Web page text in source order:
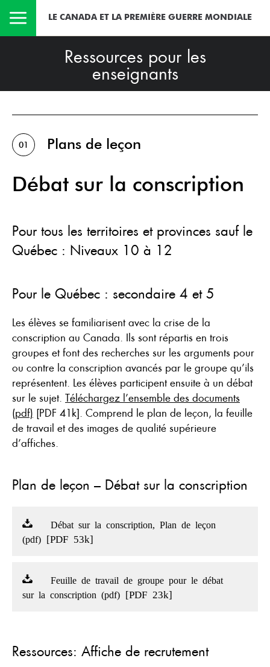
LE CANADA ET LA PREMIÈRE GUERRE MONDIALE
Ressources pour les
enseignants
01 Plans de leçon
Débat sur la conscription
Pour tous les territoires et provinces sauf le
Québec : Niveaux 10 à 12
Pour le Québec : secondaire 4 et 5
Les élèves se familiarisent avec la crise de la
conscription au Canada. Ils sont répartis en trois
groupes et font des recherches sur les arguments pour
ou contre la conscription avancés par le groupe qu’ils
représentent. Les élèves participent ensuite à un débat
sur le sujet. Téléchargez l’ensemble des documents
(pdf) [PDF 41k]. Comprend le plan de leçon, la feuille
de travail et des images de qualité supérieure
d’affiches.
Plan de leçon – Débat sur la conscription
Débat sur la conscription, Plan de leçon
(pdf) [PDF 53k]
Feuille de travail de groupe pour le débat
sur la conscription (pdf) [PDF 23k]
Ressources: Affiche de recrutement